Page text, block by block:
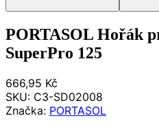
PORTASOL Hořák
SuperPro 125
666,95 Kč
SKU: C3-SD02008
Značka: PORTASOL